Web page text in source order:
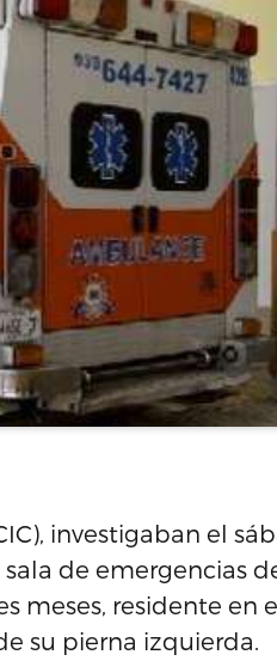
investigaban el
de emergencias
meses, residente en
su pierna izquierda.